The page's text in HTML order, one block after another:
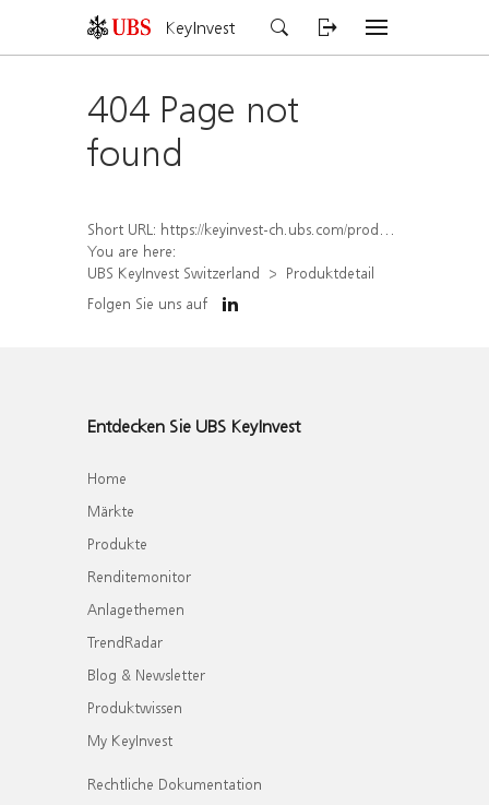
KeyInvest
404 Page not
found
Short URL: https://keyinvest-ch.ubs.com/produkt/detail/index/isin/CH1573378382
You are here:
UBS KeyInvest Switzerland
Produktdetail
Folgen Sie uns auf
Entdecken Sie UBS KeyInvest
Home
Märkte
Produkte
Renditemonitor
Anlagethemen
TrendRadar
Blog & Newsletter
Produktwissen
My KeyInvest
Rechtliche Dokumentation